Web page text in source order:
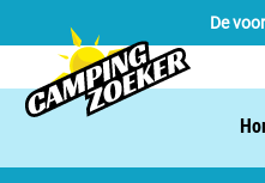
De